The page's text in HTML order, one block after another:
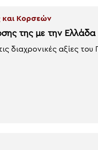
και Κορσεών
της με την Ελλάδα
διαχρονικές αξίες του